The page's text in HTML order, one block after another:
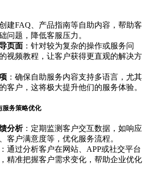
创建FAQ、产品指南等自助内容，帮助客
问题，降低客服压力。
页面 ：针对较为复杂的操作或服务问
视频教程，让客户获得更直观的解决方
：确保自助服务内容支持多语言，尤其
客户，这将极大提升他们的服务体验。
服务策略优化
分析：定期监测客户交互数据，如响应
客户满意度等，优化服务流程。
通过分析客户在网站、APP或社交平台
精准把握客户需求变化，帮助企业优化